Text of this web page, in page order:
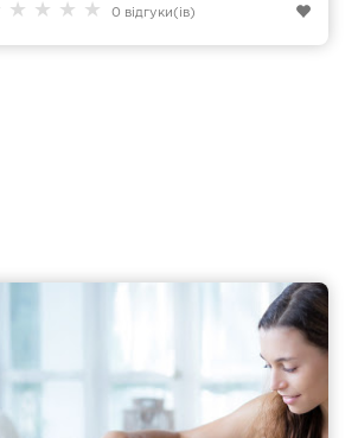
★ ★ ★ ★ 0 відгуки(ів)